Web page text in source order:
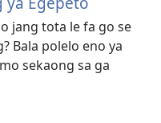
jang tota le fa go se
Bala polelo eno ya
sekaong sa ga